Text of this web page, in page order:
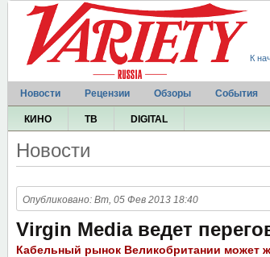
К
Новости Рецензии Обзоры События
КИНО ТВ DIGITAL
Новости
Опубликовано: Вт, 05 Фев 2013 18:40
Virgin Media ведет
Кабельный рынок Великобритании может